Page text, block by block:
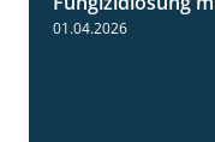
01.04.2026